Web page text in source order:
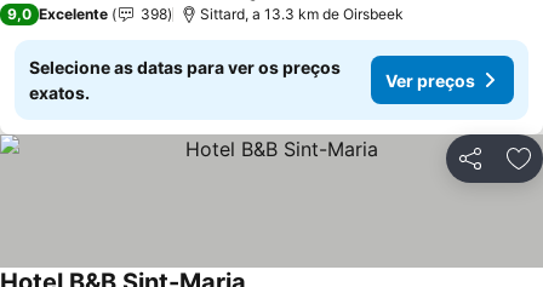
9,0 Excelente 398 Sittard, a 13.3 km de Oirsbeek
Selecione as datas para ver os preços
exatos.
Ver preços
Partilhar